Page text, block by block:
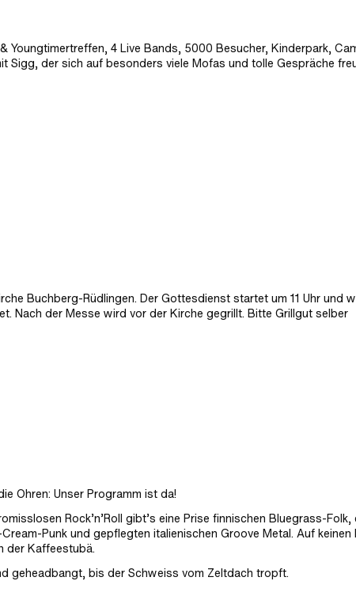
Youngtimertreffen, 4 Live Bands, 5000 Besucher, Kinderpark,
Sigg, der sich auf besonders viele Mofas und tolle Gespräche
Buchberg-Rüdlingen. Der Gottesdienst startet um 11 Uhr und
Nach der Messe wird vor der Kirche gegrillt. Bitte Grillgut selber
Ohren: Unser Programm ist da!
Rock’n’Roll gibt’s eine Prise finnischen Bluegrass-Folk,
Punk und gepflegten italienischen Groove Metal. Auf keinen
der Kaffeestubä.
geheadbangt, bis der Schweiss vom Zeltdach tropft.